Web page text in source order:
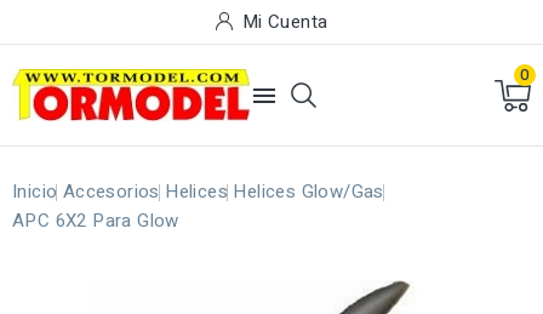
Mi Cuenta

0
Inicio Accesorios Helices Helices Glow/Gas
APC 6X2 Para Glow